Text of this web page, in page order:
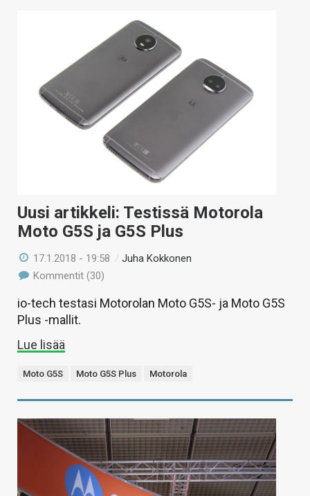
Uusi artikkeli: Testissä Motorola
Moto G5S ja G5S Plus
17.1.2018 - 19:58 /Juha Kokkonen
Kommentit (30)
io-tech testasi Motorolan Moto G5S- ja Moto G5S
Plus -mallit.
Lue lisää
Moto G5S Moto G5S Plus Motorola